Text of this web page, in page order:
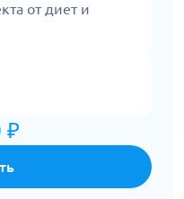
от диет и
₽